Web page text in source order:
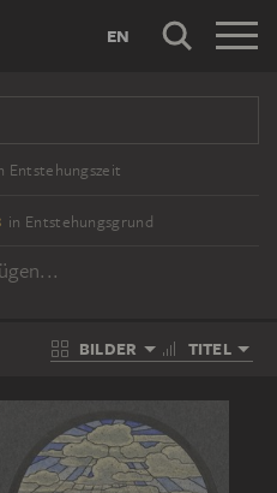
EN
Entstehungszeit
in Entstehungsgrund
BILDER TITEL